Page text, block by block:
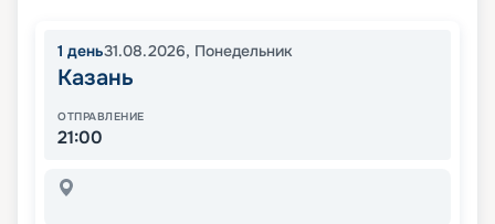
1 день31.08.2026, Понедельник
Казань
ОТПРАВЛЕНИЕ
21:00